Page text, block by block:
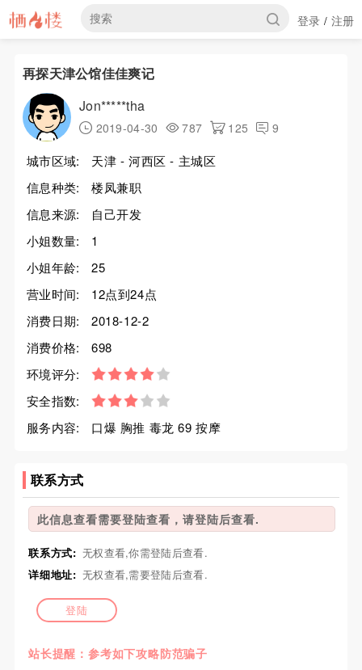
登录 / 注册
再探天津公馆佳佳爽记
Jon*****tha
2019-04-30 787 125 9
城市区域:
天津 - 河西区 - 主城区
信息种类:
楼凤兼职
信息来源:
自己开发
小姐数量:
1
小姐年龄:
25
营业时间:
12点到24点
消费日期:
2018-12-2
消费价格:
698
环境评分:
安全指数:
服务内容:
口爆 胸推 毒龙 69 按摩
联系方式
此信息查看需要登陆查看，请登陆后查看.
联系方式: 无权查看,你需登陆后查看.
详细地址: 无权查看,需要登陆后查看.
登陆
站长提醒：参考如下攻略防范骗子